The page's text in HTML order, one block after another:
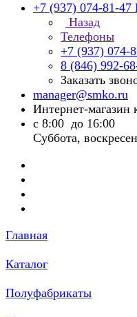
+7 (937) 074-81-47
Назад
Телефоны
+7 (937) 074-
8 (846) 992-
Заказать
manager@smko.ru
Интернет-магазин
с 8:00 до 16:00
Суббота,
Главная
Каталог
Полуфабрикаты